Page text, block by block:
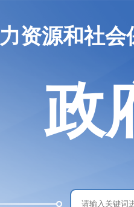
资源和社会
政